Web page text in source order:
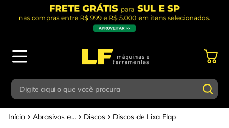
Digite aqui o que você procura
Digite aqui o que você procura
Abrasivos e Polimentos Discos Discos de Lixa Flap
Termos mais buscados